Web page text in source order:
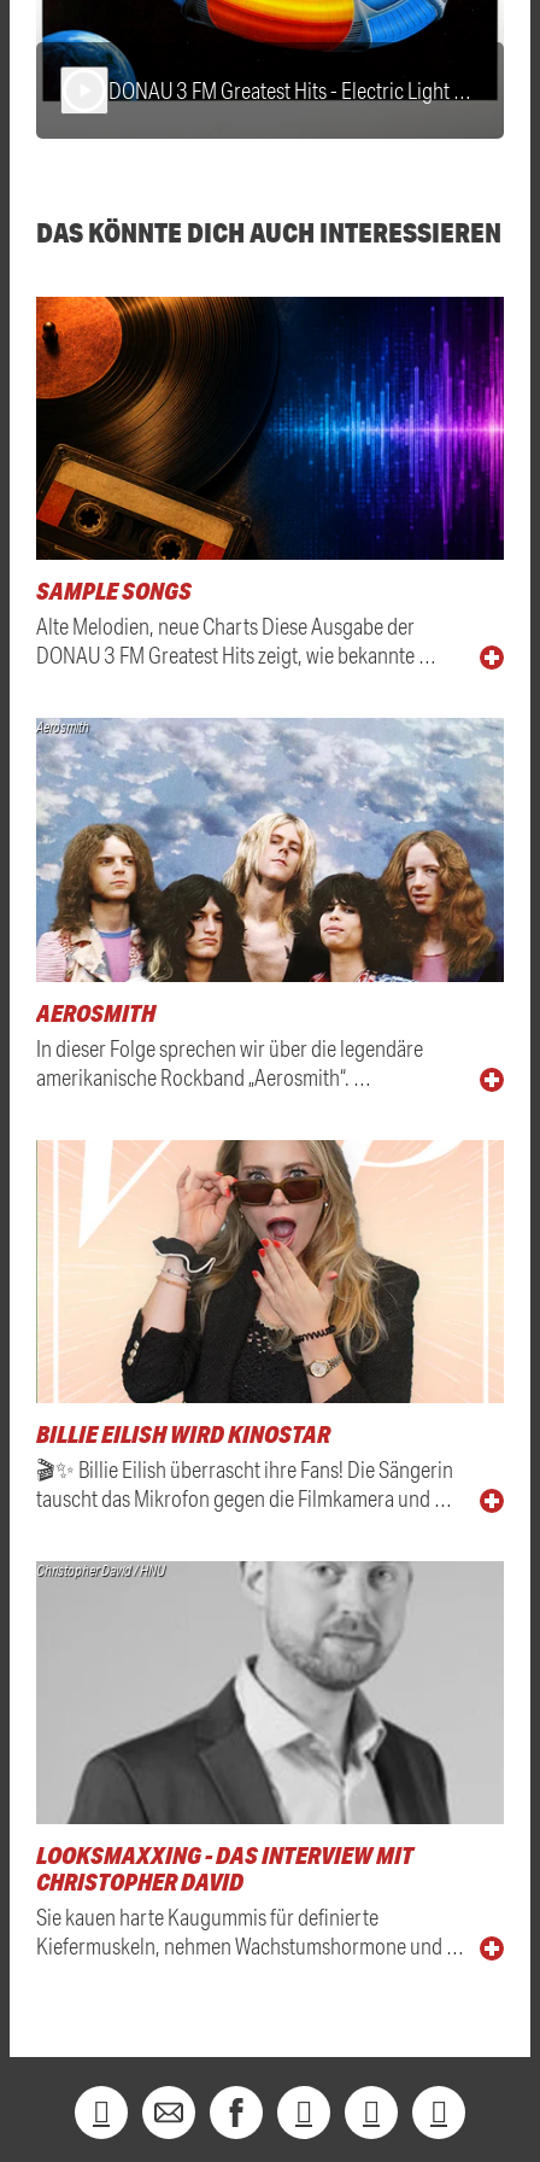
DONAU 3 FM Greatest Hits - Electric Light Orchestra
DAS KÖNNTE DICH AUCH INTERESSIEREN
SAMPLE SONGS
Alte Melodien, neue Charts Diese Ausgabe der
DONAU 3 FM Greatest Hits zeigt, wie bekannte …
Aerosmith
AEROSMITH
In dieser Folge sprechen wir über die legendäre
amerikanische Rockband „Aerosmith“. …
BILLIE EILISH WIRD KINOSTAR
🎬✨ Billie Eilish überrascht ihre Fans! Die Sängerin
tauscht das Mikrofon gegen die Filmkamera und …
Christopher David / HNU
LOOKSMAXXING - DAS INTERVIEW MIT
CHRISTOPHER DAVID
Sie kauen harte Kaugummis für definierte
Kiefermuskeln, nehmen Wachstumshormone und …